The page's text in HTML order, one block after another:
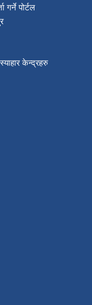
गर्ने पोर्टल
केन्द्रहरु